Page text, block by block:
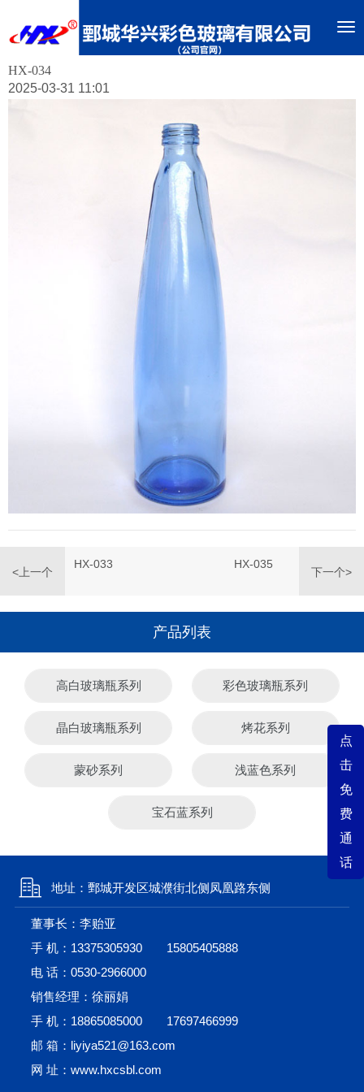
HX-034
2025-03-31 11:01
<上一个
HX-033
下一个>
HX-035
点
击
免
费
通
话
产品列表
高白玻璃瓶系列 彩色玻璃瓶系列
晶白玻璃瓶系列 烤花系列
蒙砂系列 浅蓝色系列
宝石蓝系列
地址：鄄城开发区城濮街北侧凤凰路东侧
董事长：李贻亚
手 机： 13375305930
15805405888
电 话： 0530-2966000
销售经理：徐丽娟
手 机： 18865085000
17697466999
邮 箱：liyiya521@163.com
网 址：www.hxcsbl.com